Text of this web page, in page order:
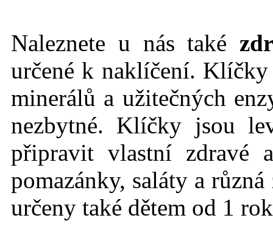
Naleznete u nás také
určené k naklíčení.
minerálů a užitečných
nezbytné. Klíčky jsou
připravit vlastní zdravé
pomazánky, saláty a
určeny také dětem od 1